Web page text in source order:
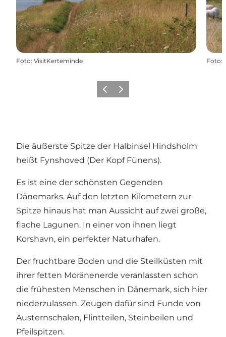
Foto: VisitKerteminde Foto:
ZurückWeiter
Die äußerste Spitze der Halbinsel Hindsholm
heißt Fynshoved (Der Kopf Fünens).
Es ist eine der schönsten Gegenden
Dänemarks. Auf den letzten Kilometern zur
Spitze hinaus hat man Aussicht auf zwei große,
flache Lagunen. In einer von ihnen liegt
Korshavn, ein perfekter Naturhafen.
Der fruchtbare Boden und die Steilküsten mit
ihrer fetten Moränenerde veranlassten schon
die frühesten Menschen in Dänemark, sich hier
niederzulassen. Zeugen dafür sind Funde von
Austernschalen, Flintteilen, Steinbeilen und
Pfeilspitzen.